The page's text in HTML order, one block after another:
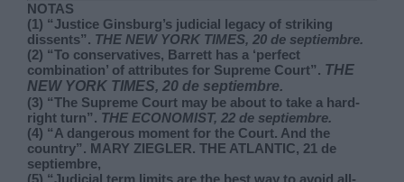
NOTAS
(1) “Justice Ginsburg’s judicial legacy of striking
dissents”. THE NEW YORK TIMES, 20 de septiembre.
(2) “To conservatives, Barrett has a ‘perfect
combination’ of attributes for Supreme Court”. THE
NEW YORK TIMES, 20 de septiembre.
(3) “The Supreme Court may be about to take a hard-
right turn”. THE ECONOMIST, 22 de septiembre.
(4) “A dangerous moment for the Court. And the
country”. MARY ZIEGLER. THE ATLANTIC, 21 de
septiembre,
(5) “Judicial term limits are the best way to avoid all-